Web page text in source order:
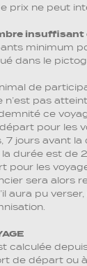
prix ne peut
minimum
dans le
de
n’est pas
ce
pour les
7 jours avant
durée est de
pour les
sera alors
aura pu
calculée
de départ ou